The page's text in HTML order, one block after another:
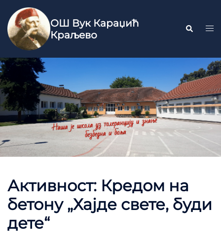
ОШ Вук Караџић
Краљево
Активност: Кредом на
бетону „Хајде свете, буди
дете“